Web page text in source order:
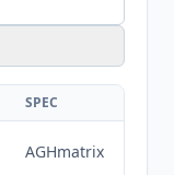
SPEC
AGHmatrix